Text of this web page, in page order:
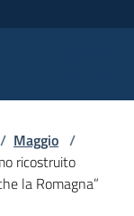
/ Maggio /
ricostruito
la Romagna”